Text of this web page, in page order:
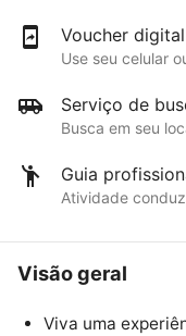
Voucher
Use seu celular
Serviço de
Busca em seu
Guia
Atividade
Visão geral
Viva uma